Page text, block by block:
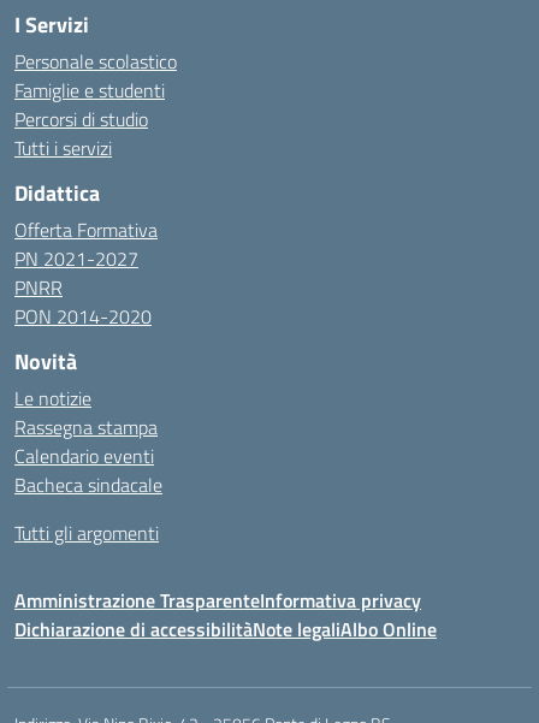
I Servizi
Personale scolastico
Famiglie e studenti
Percorsi di studio
Tutti i servizi
Didattica
Offerta Formativa
PN 2021-2027
PNRR
PON 2014-2020
Novità
Le notizie
Rassegna stampa
Calendario eventi
Bacheca sindacale
Tutti gli argomenti
Amministrazione TrasparenteInformativa privacy
Dichiarazione di accessibilitàNote legaliAlbo Online